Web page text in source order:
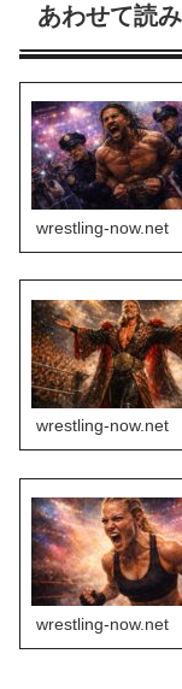
あわせて読
wrestling-now.net
wrestling-now.net
wrestling-now.net